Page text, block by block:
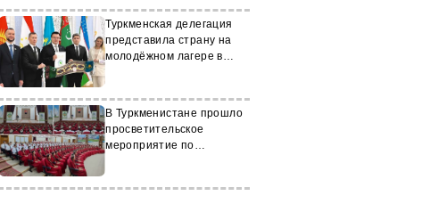
Туркменская делегация
представила страну на
молодёжном лагере в
В Туркменистане прошло
просветительское
мероприятие по